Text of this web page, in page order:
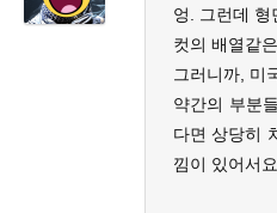
엉. 그런데
컷의 배열같
그러니까, 미
약간의 부분
다면 상당히
낌이 있어서